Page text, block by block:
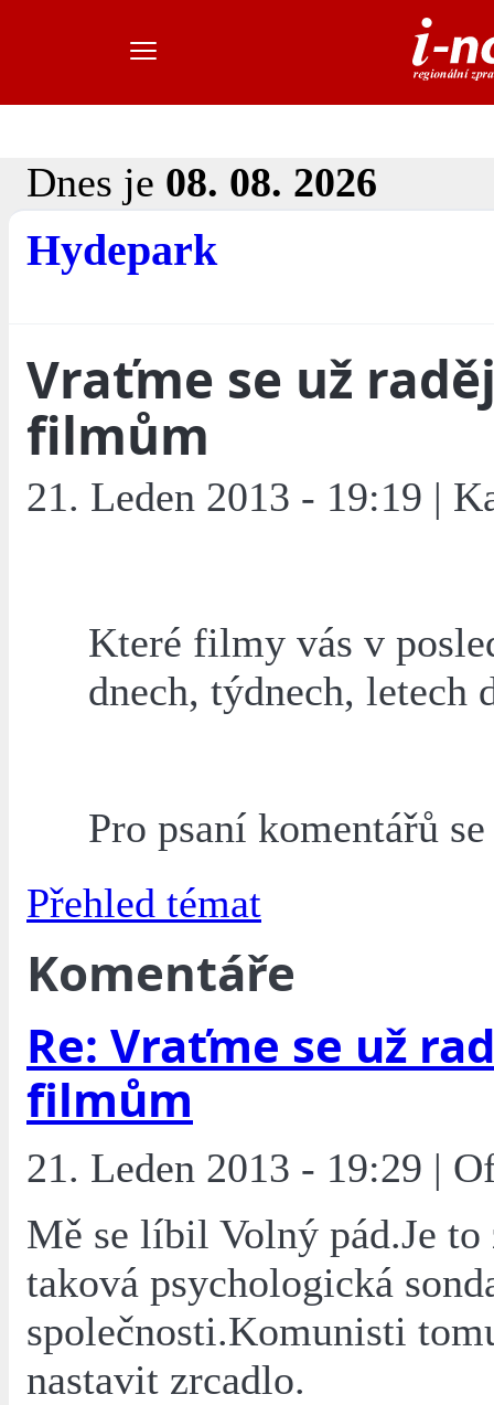
Dnes je 08. 08. 2026
Hydepark
Vraťme se už
filmům
21. Leden 2013 - 19:19 |
Které filmy vás v
dnech, týdnech, letech
Pro psaní komentářů
Přehled témat
Komentáře
Re: Vraťme se už
filmům
21. Leden 2013 - 19:29 |
Mě se líbil Volný pád.Je to
taková psychologická
společnosti.Komunisti
nastavit zrcadlo.